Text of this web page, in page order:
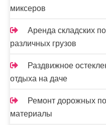
миксеров
Аренда складских
различных грузов
Раздвижное
отдыха на даче
Ремонт дорожных
материалы